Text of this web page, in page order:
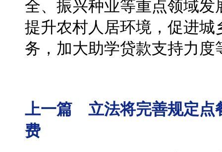
全、振兴种业等重点领域
提升农村人居环境，促进
务，加大助学贷款支持力度
上一篇 立法将完善规定点
费